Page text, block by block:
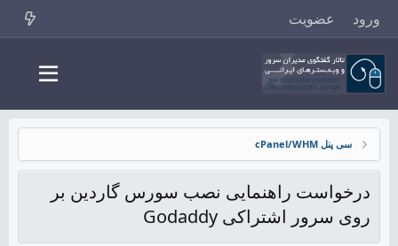
ورود عضویت
سی پنل cPanel/WHM
درخواست راهنمایی نصب سورس گاردین بر
روی سرور اشتراکی Godaddy